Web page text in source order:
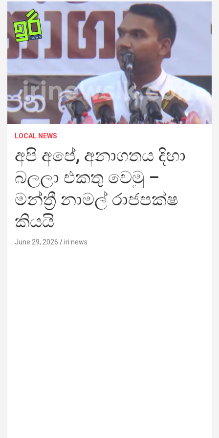
LOCAL NEWS
අපි අපේ, අනාගතය දිහා
බලලා එකතු වෙමු –
මන්ත්‍රී නාමල් රාජපක්ෂ
කියයි
June 29, 2026 iri news